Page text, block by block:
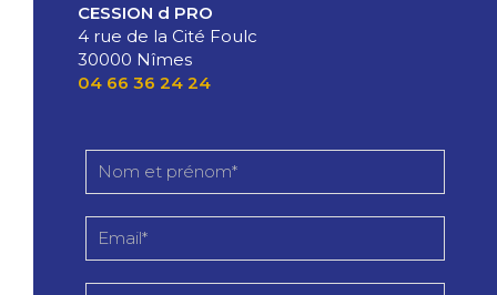
CESSION d PRO
4 rue de la Cité Foulc
30000 Nîmes
04 66 36 24 24